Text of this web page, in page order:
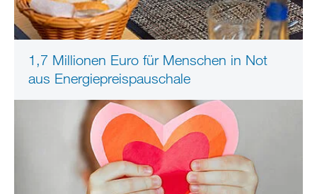
1,7 Millionen Euro für Menschen in Not
aus Energiepreispauschale